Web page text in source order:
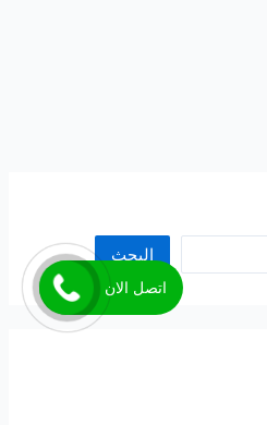
البحث
اتصل الان